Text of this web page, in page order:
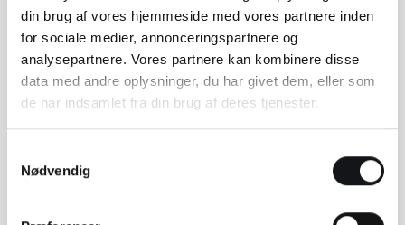
din brug af vores hjemmeside med vores partnere inden
for sociale medier, annonceringspartnere og
analysepartnere. Vores partnere kan kombinere disse
data med andre oplysninger, du har givet dem, eller som
de har indsamlet fra din brug af deres tjenester.
Nødvendig
Send besked
oplysninger i vores varetægt. Vi lover at passe godt på dem.